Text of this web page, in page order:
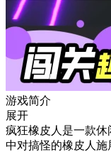
游戏简介
展开
疯狂橡皮人是一款
中对搞怪的橡皮人